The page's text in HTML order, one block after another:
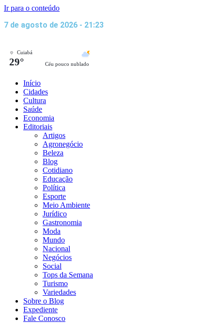
Ir para o conteúdo
7 de agosto de 2026 - 21:23
Cuiabá
29° Céu pouco nublado
Início
Cidades
Cultura
Saúde
Economia
Editoriais
Artigos
Agronegócio
Beleza
Blog
Cotidiano
Educação
Política
Esporte
Meio Ambiente
Jurídico
Gastronomia
Moda
Mundo
Nacional
Negócios
Social
Tops da Semana
Turismo
Variedades
Sobre o Blog
Expediente
Fale Conosco